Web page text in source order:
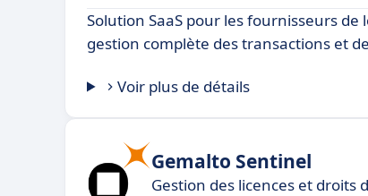
Solution SaaS pour les fournisseurs
gestion complète des transactions et
Voir plus de détails
Gemalto Sentinel
Gestion des licences et droits